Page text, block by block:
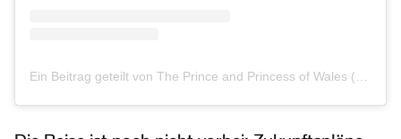
Ein Beitrag geteilt von The Prince and Princess of Wales (@princeandprincessofwales)